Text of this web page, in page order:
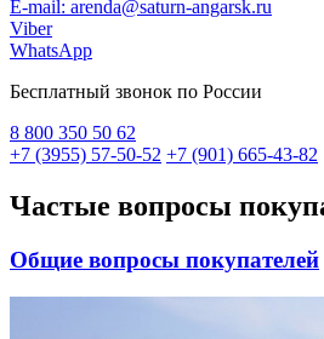
E-mail: arenda@saturn-angarsk.ru
Viber
WhatsApp
Бесплатный звонок по России
8 800 350 50 62
+7 (3955) 57-50-52 +7 (901) 665-43-82
Частые вопросы
Общие вопросы покупателей